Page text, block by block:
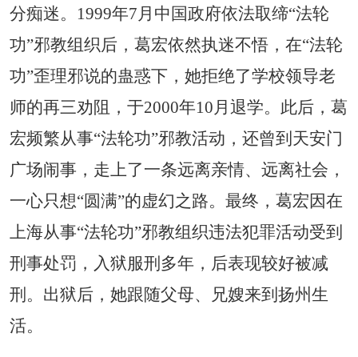
分痴迷。 1999年7 月中国政府依法取缔“法轮
功”邪教组织后，葛宏依然执迷不悟，在“法轮
功”歪理邪说的蛊惑下，她拒绝了学校领导老
师的再三劝阻，于2000年10 月退学。此后，葛
宏频繁从事“法轮功”邪教活动，还曾到天安门
广场闹事，走上了一条远离亲情、远离社会，
一心只想“圆满”的虚幻之路。最终，葛宏因在
上海从事“法轮功”邪教组织违法犯罪活动受到
刑事处罚，入狱服刑多年，后表现较好被减
刑。出狱后，她跟随父母、兄嫂来到扬州生
活。